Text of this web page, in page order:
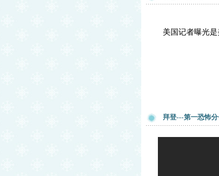
美国记者曝光
拜登---第一恐怖